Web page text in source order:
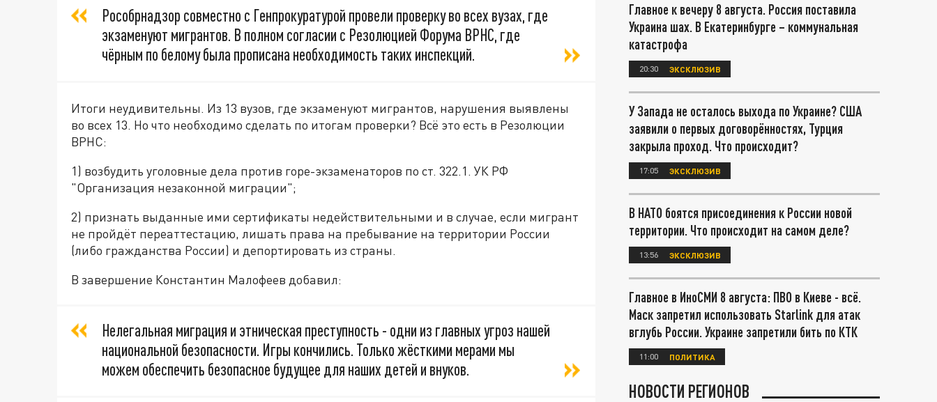
Рособрнадзор совместно с Генпрокуратурой провели проверку во всех вузах, где
экзаменуют мигрантов. В полном согласии с Резолюцией Форума ВРНС, где
чёрным по белому была прописана необходимость таких инспекций.
Итоги неудивительны. Из 13 вузов, где экзаменуют мигрантов, нарушения выявлены
во всех 13. Но что необходимо сделать по итогам проверки? Всё это есть в Резолюции
ВРНС:
1) возбудить уголовные дела против горе-экзаменаторов по ст. 322.1. УК РФ
"Организация незаконной миграции";
2) признать выданные ими сертификаты недействительными и в случае, если мигрант
не пройдёт переаттестацию, лишать права на пребывание на территории России
(либо гражданства России) и депортировать из страны.
В завершение Константин Малофеев добавил:
Нелегальная миграция и этническая преступность - одни из главных угроз нашей
национальной безопасности. Игры кончились. Только жёсткими мерами мы
можем обеспечить безопасное будущее для наших детей и внуков.
Главное к вечеру 8 августа. Россия поставила
Украина шах. В Екатеринбурге – коммунальная
катастрофа
20:30 ЭКСКЛЮЗИВ
У Запада не осталось выхода по Украине? США
заявили о первых договорённостях, Турция
закрыла проход. Что происходит?
17:05 ЭКСКЛЮЗИВ
В НАТО боятся присоединения к России новой
территории. Что происходит на самом деле?
13:56 ЭКСКЛЮЗИВ
Главное в ИноСМИ 8 августа: ПВО в Киеве - всё.
Маск запретил использовать Starlink для атак
вглубь России. Украине запретили бить по КТК
11:00 ПОЛИТИКА
НОВОСТИ РЕГИОНОВ